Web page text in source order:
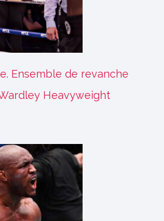
Ensemble de revanche
Heavyweight